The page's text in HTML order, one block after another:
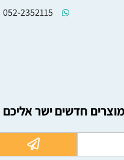
052-2352115
חדשים ישר אליכם